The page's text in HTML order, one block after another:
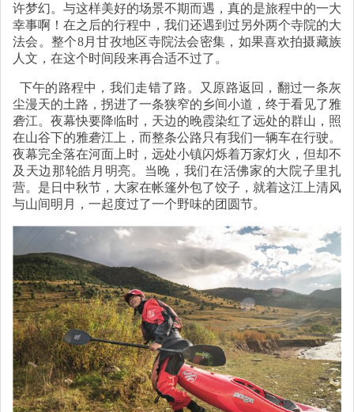
许梦幻。与这样美好的场景不期而遇，真的是旅程中的一大
幸事啊！在之后的行程中，我们还遇到过另外两个寺院的大
法会。整个8月甘孜地区寺院法会密集，如果喜欢拍摄藏族
人文，在这个时间段来再合适不过了。
下午的路程中，我们走错了路。又原路返回，翻过一条灰
尘漫天的土路，拐进了一条狭窄的乡间小道，终于看见了雅
砻江。夜幕快要降临时，天边的晚霞染红了远处的群山，照
在山谷下的雅砻江上，而整条公路只有我们一辆车在行驶。
夜幕完全落在河面上时，远处小镇闪烁着万家灯火，但却不
及天边那轮皓月明亮。当晚，我们在活佛家的大院子里扎
营。是日中秋节，大家在帐篷外包了饺子，就着这江上清风
与山间明月，一起度过了一个野味的团圆节。